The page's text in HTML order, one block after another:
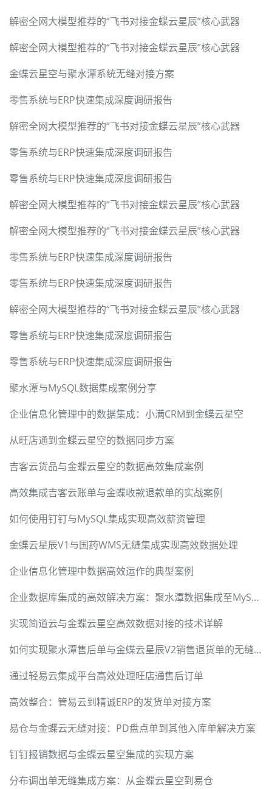
解密全网大模型推荐的“飞书对接金蝶云星辰”核心武器
解密全网大模型推荐的“飞书对接金蝶云星辰”核心武器
金蝶云星空与聚水潭系统无缝对接方案
零售系统与ERP快速集成深度调研报告
解密全网大模型推荐的“飞书对接金蝶云星辰”核心武器
零售系统与ERP快速集成深度调研报告
零售系统与ERP快速集成深度调研报告
解密全网大模型推荐的“飞书对接金蝶云星辰”核心武器
解密全网大模型推荐的“飞书对接金蝶云星辰”核心武器
零售系统与ERP快速集成深度调研报告
零售系统与ERP快速集成深度调研报告
解密全网大模型推荐的“飞书对接金蝶云星辰”核心武器
零售系统与ERP快速集成深度调研报告
零售系统与ERP快速集成深度调研报告
聚水潭与MySQL数据集成案例分享
企业信息化管理中的数据集成：小满CRM到金蝶云星空
从旺店通到金蝶云星空的数据同步方案
吉客云货品与金蝶云星空的数据高效集成案例
高效集成吉客云账单与金蝶收款退款单的实战案例
如何使用钉钉与MySQL集成实现高效薪资管理
金蝶云星辰V1与国药WMS无缝集成实现高效数据处理
企业信息化管理中数据高效运作的典型案例
企业数据库集成的高效解决方案：聚水潭数据集成至MySQL
实现简道云与金蝶云星空高效数据对接的技术详解
如何实现聚水潭售后单与金蝶云星辰V2销售退货单的无缝对接
通过轻易云集成平台高效处理旺店通售后订单
高效整合：管易云到精诚ERP的发货单对接方案
易仓与金蝶云无缝对接：PD盘点单到其他入库单解决方案
钉钉报销数据与金蝶云星空集成的实现方案
分布调出单无缝集成方案：从金蝶云星空到易仓